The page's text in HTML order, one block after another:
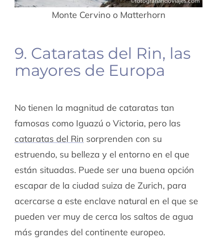
Monte Cervino o Matterhorn
9. Cataratas del Rin, las
mayores de Europa
No tienen la magnitud de cataratas tan
famosas como Iguazú o Victoria, pero las
cataratas del Rin sorprenden con su
estruendo, su belleza y el entorno en el que
están situadas. Puede ser una buena opción
escapar de la ciudad suiza de Zurich, para
acercarse a este enclave natural en el que se
pueden ver muy de cerca los saltos de agua
más grandes del continente europeo.